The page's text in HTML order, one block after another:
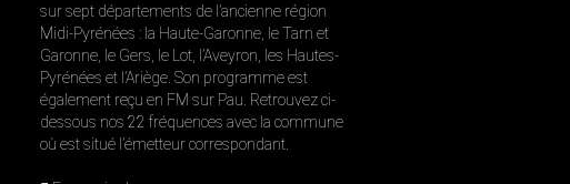
sur sept départements de l’ancienne région
Midi-Pyrénées : la Haute-Garonne, le Tarn et
Garonne, le Gers, le Lot, l’Aveyron, les Hautes-
Pyrénées et l’Ariège. Son programme est
également reçu en FM sur Pau. Retrouvez ci-
dessous nos 22 fréquences avec la commune
où est situé l’émetteur correspondant.